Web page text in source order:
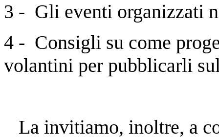
3 - Gli eventi organizzati
4 - Consigli su come
volantini per pubblicarli
La invitiamo, inoltre, a